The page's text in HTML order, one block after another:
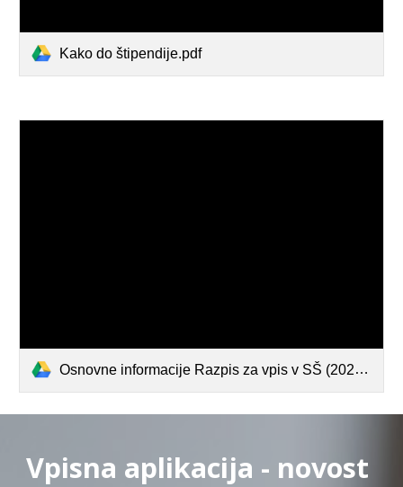
Kako do štipendije.pdf
Osnovne informacije Razpis za vpis v SŠ (2026-27).pdf
Vpisna aplikacija - novost